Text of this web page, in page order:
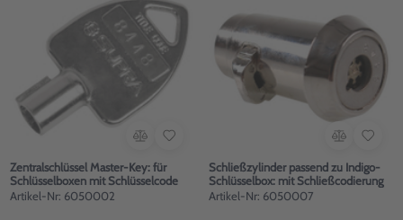
Zentralschlüssel Master-Key: für
Schlüsselboxen mit Schlüsselcode
Artikel-Nr: 6050002
Schließzylinder passend zu Indigo-
Schlüsselbox: mit Schließcodierung
Artikel-Nr: 6050007